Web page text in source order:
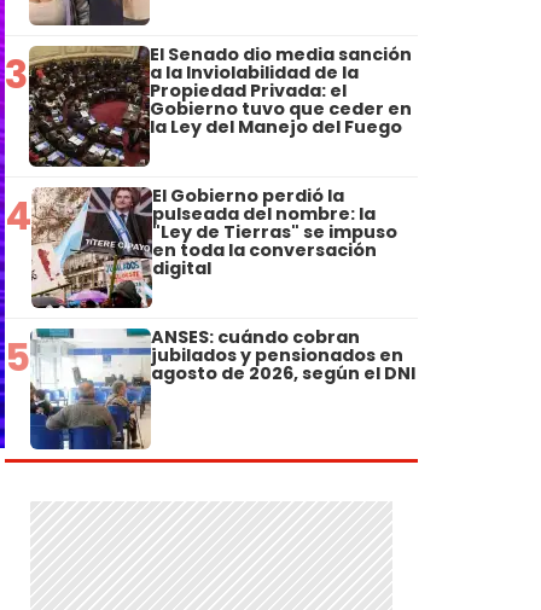
3 El Senado dio media sanción
a la Inviolabilidad de la
Propiedad Privada: el
Gobierno tuvo que ceder en
la Ley del Manejo del Fuego
4 El Gobierno perdió la
pulseada del nombre: la
"Ley de Tierras" se impuso
en toda la conversación
digital
5 ANSES: cuándo cobran
jubilados y pensionados en
agosto de 2026, según el DNI